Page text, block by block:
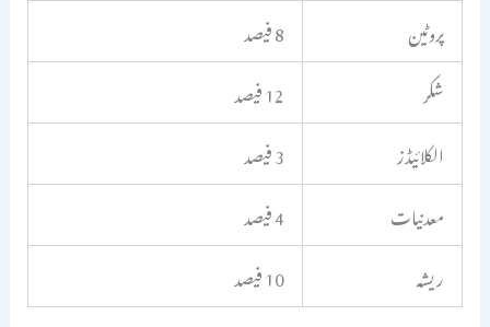
پروٹین
8 فیصد
شکر
12 فیصد
الکلائیڈز
3 فیصد
معدنیات
4 فیصد
ریشہ
10 فیصد